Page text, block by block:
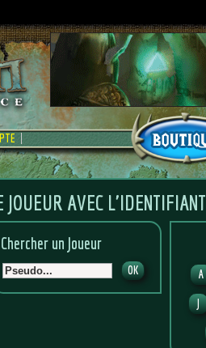
JOUEUR AVEC
Chercher un Joueur
A
J